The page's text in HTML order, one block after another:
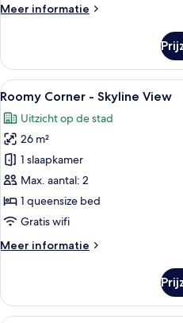
Meer informatie
Meer
Bath
Skyline
Alle
foto's
voor
Roomy
Corner
-
Skyline
View
6
Roomy Corner - Skyline View
Uitzicht op de stad
26 m²
1 slaapkamer
Max. aantal: 2
1 queensize bed
Gratis wifi
Meer informatie
Meer
Corner